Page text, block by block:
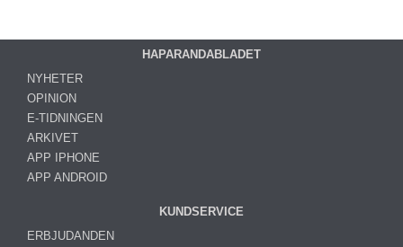
HAPARANDABLADET
NYHETER
OPINION
E-TIDNINGEN
ARKIVET
APP IPHONE
APP ANDROID
KUNDSERVICE
ERBJUDANDEN